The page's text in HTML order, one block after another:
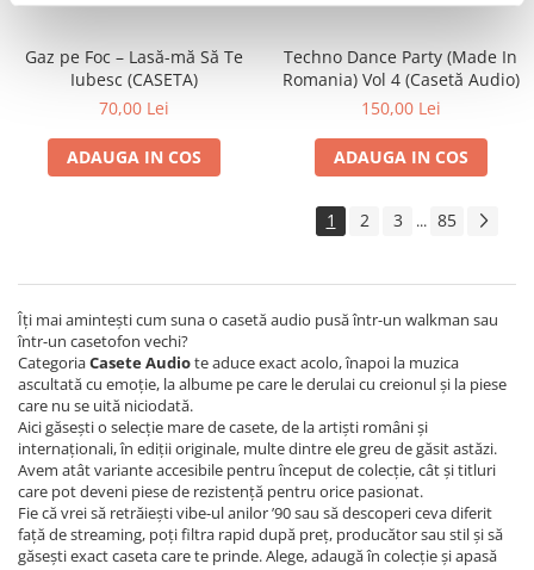
Gaz pe Foc – Lasă-mă Să Te
Iubesc (CASETA)
70,00 Lei
ADAUGA IN COS
Techno Dance Party (Made In
Romania) Vol 4 (Casetă Audio)
150,00 Lei
ADAUGA IN COS
1 2 3 ... 85
Îți mai amintești cum suna o casetă audio pusă într-un walkman sau
într-un casetofon vechi?
CategoriaCasete Audiote aduce exact acolo, înapoi la muzica
ascultată cu emoție, la albume pe care le derulai cu creionul și la piese
care nu se uită niciodată.
Aici găsești o selecție mare de casete, de la artiști români și
internaționali, în ediții originale, multe dintre ele greu de găsit astăzi.
Avem atât variante accesibile pentru început de colecție, cât și titluri
care pot deveni piese de rezistență pentru orice pasionat.
Fie că vrei să retrăiești vibe-ul anilor ’90 sau să descoperi ceva diferit
față de streaming, poți filtra rapid după preț, producător sau stil și să
găsești exact caseta care te prinde. Alege, adaugă în colecție și apasă